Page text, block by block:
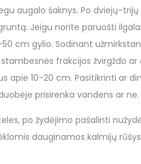
augalo šaknys. Po dviejų-
Jeigu norite paruošti
cm gylio. Sodinant
frakcijos žvirgždo ar
apie 10-20 cm. Pasitikrinti ar
prisirenka vandens ar ne.
po žydėjimo pašalinti
dauginamos kalmijų